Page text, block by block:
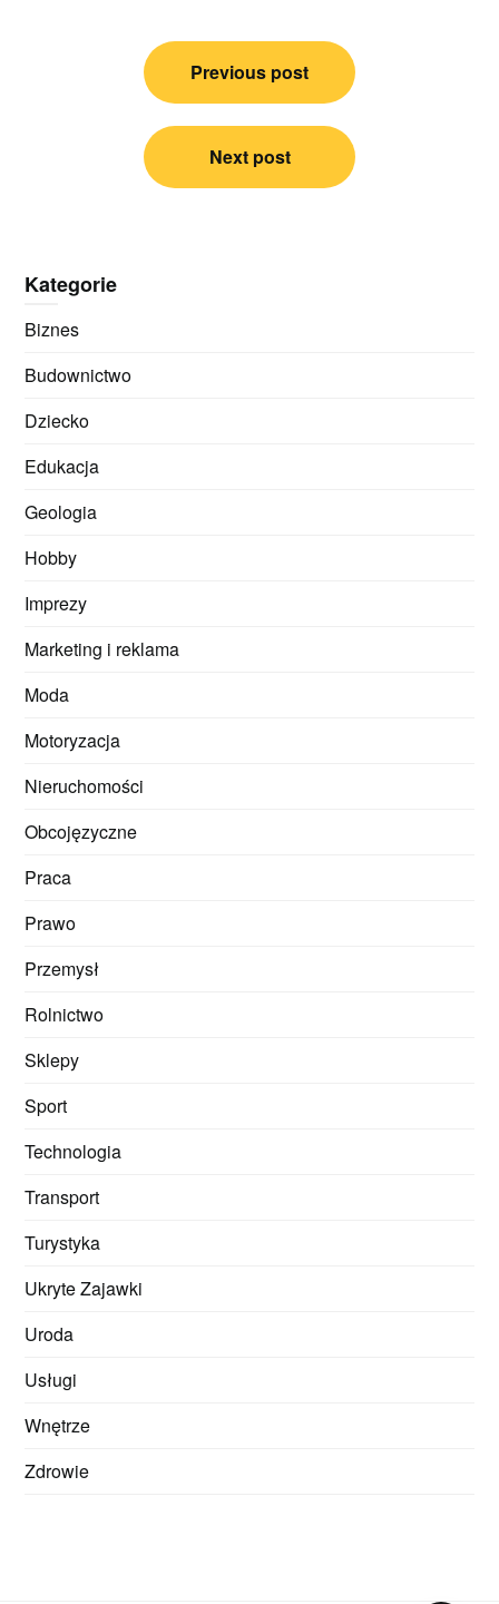
Nawigacja
Previous post
Next post
Kategorie
Biznes
Budownictwo
Dziecko
Edukacja
Geologia
Hobby
Imprezy
Marketing i reklama
Moda
Motoryzacja
Nieruchomości
Obcojęzyczne
Praca
Prawo
Przemysł
Rolnictwo
Sklepy
Sport
Technologia
Transport
Turystyka
Ukryte Zajawki
Uroda
Usługi
Wnętrze
Zdrowie